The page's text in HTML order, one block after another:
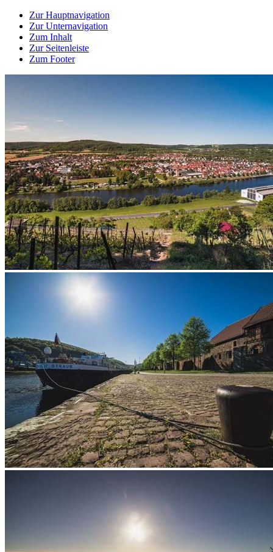
Zur Hauptnavigation
Zur Unternavigation
Zum Inhalt
Zur Seitenleiste
Zum Footer